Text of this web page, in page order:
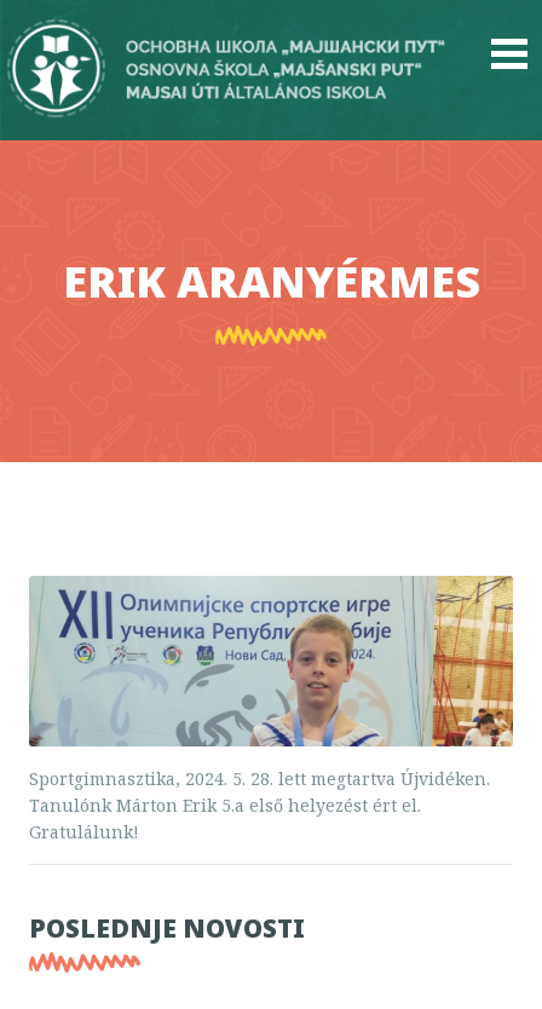
main
content
ERIK ARANYÉRMES
Sportgimnasztika, 2024. 5. 28. lett megtartva Újvidéken.
Tanulónk Márton Erik 5.a első helyezést ért el.
Gratulálunk!
POSLEDNJE NOVOSTI